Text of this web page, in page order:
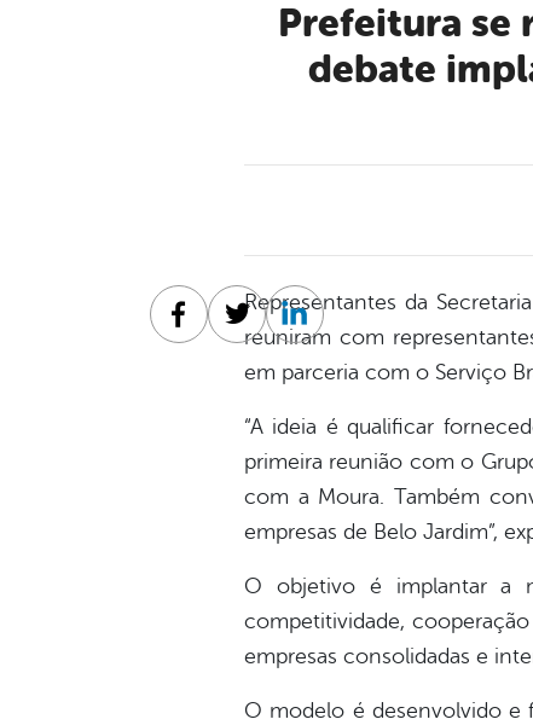
Prefeitura se reúne com representantes do Grupo Moura e
debate
Representantes da
reuniram com
em parceria com o Serviço
“A ideia é qualificar
primeira reunião com o
com a Moura. Também
empresas de Belo Jardim”,
O objetivo é implantar a
competitividade,
empresas consolidadas e
O modelo é desenvolvido e
Facebook
TwitterLinkedin